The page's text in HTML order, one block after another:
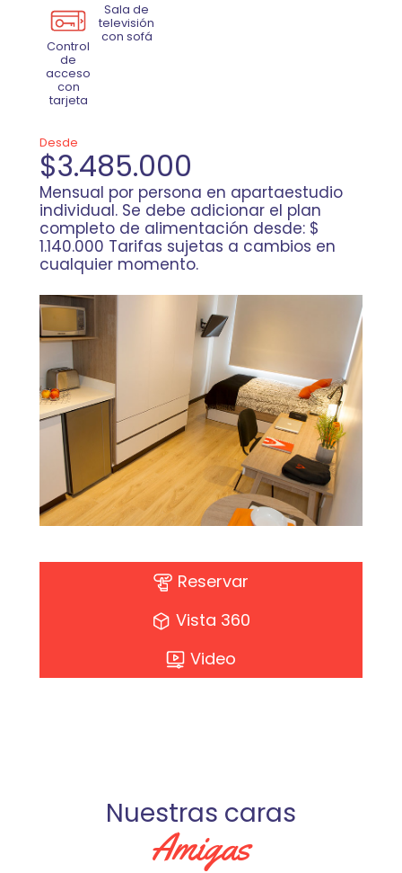
Control
de
acceso
con
tarjeta
Sala de
televisión
con sofá
Desde
$3.485.000
Mensual por persona en apartaestudio
individual. Se debe adicionar el plan
completo de alimentación desde: $
1.140.000 Tarifas sujetas a cambios en
cualquier momento.
Reservar
Vista 360
Video
Nuestras caras
Amigas